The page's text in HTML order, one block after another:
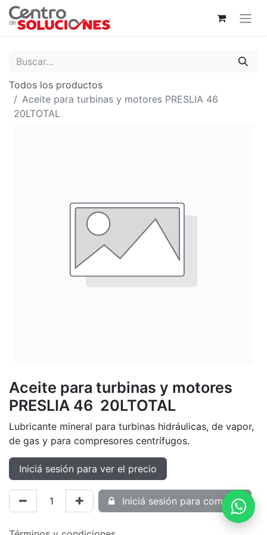
Todos los productos
Aceite para turbinas y motores PRESLIA 46
20LTOTAL
Aceite para turbinas y motores
PRESLIA 46 20LTOTAL
Lubricante mineral para turbinas hidráulicas, de vapor,
de gas y para compresores centrífugos.
Iniciá sesión para ver el precio
Iniciá sesión para comprar